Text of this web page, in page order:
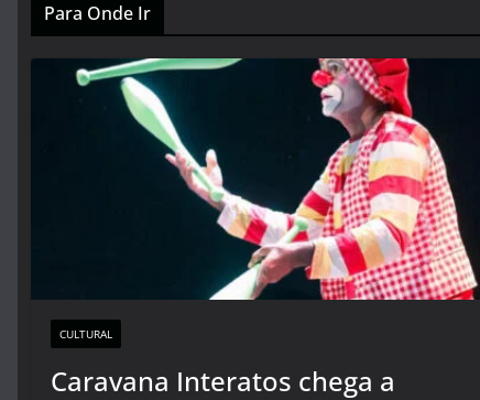
Para Onde Ir
CULTURAL
Caravana Interatos chega a